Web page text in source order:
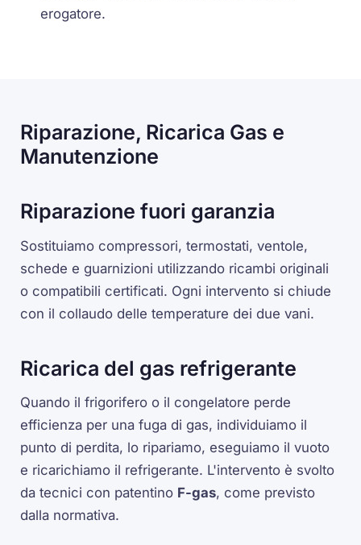
erogatore.
Riparazione, Ricarica Gas e
Manutenzione
Riparazione fuori garanzia
Sostituiamo compressori, termostati, ventole,
schede e guarnizioni utilizzando ricambi originali
o compatibili certificati. Ogni intervento si chiude
con il collaudo delle temperature dei due vani.
Ricarica del gas refrigerante
Quando il frigorifero o il congelatore perde
efficienza per una fuga di gas, individuiamo il
punto di perdita, lo ripariamo, eseguiamo il vuoto
e ricarichiamo il refrigerante. L'intervento è svolto
da tecnici con patentino F-gas, come previsto
dalla normativa.